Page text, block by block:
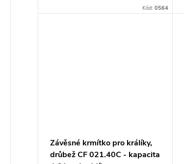
t
Kód:0564
Závěsné krmítko pro králíky,
drůbež CF 021.40C - kapacita